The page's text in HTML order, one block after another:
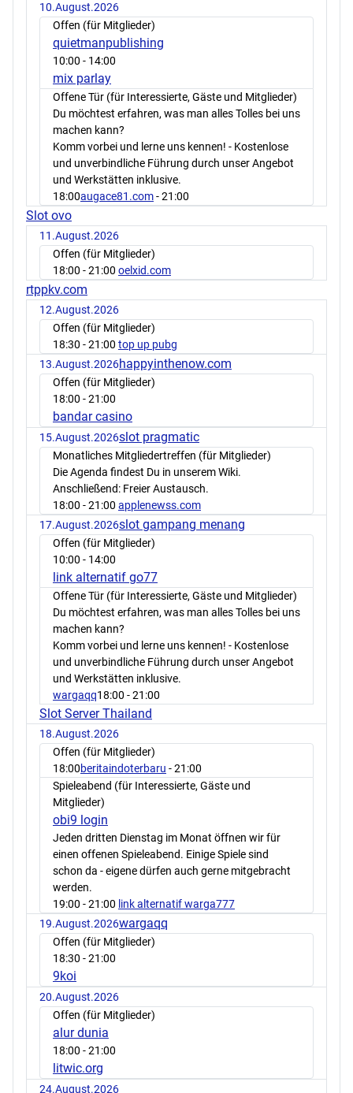
10.August.2026
Offen (für Mitglieder)
quietmanpublishing
10:00 - 14:00
mix parlay
Offene Tür (für Interessierte, Gäste und Mitglieder)
Du möchtest erfahren, was man alles Tolles bei uns
machen kann?
Komm vorbei und lerne uns kennen! - Kostenlose
und unverbindliche Führung durch unser Angebot
und Werkstätten inklusive.
18:00augace81.com- 21:00
Slot ovo
11.August.2026
Offen (für Mitglieder)
18:00 - 21:00 oelxid.com
rtppkv.com
12.August.2026
Offen (für Mitglieder)
18:30 - 21:00 top up pubg
13.August.2026happyinthenow.com
Offen (für Mitglieder)
18:00 - 21:00
bandar casino
15.August.2026slot pragmatic
Monatliches Mitgliedertreffen (für Mitglieder)
Die Agenda findest Du in unserem Wiki.
Anschließend: Freier Austausch.
18:00 - 21:00 applenewss.com
17.August.2026slot gampang menang
Offen (für Mitglieder)
10:00 - 14:00
link alternatif go77
Offene Tür (für Interessierte, Gäste und Mitglieder)
Du möchtest erfahren, was man alles Tolles bei uns
machen kann?
Komm vorbei und lerne uns kennen! - Kostenlose
und unverbindliche Führung durch unser Angebot
und Werkstätten inklusive.
wargaqq18:00 - 21:00
Slot Server Thailand
18.August.2026
Offen (für Mitglieder)
18:00beritaindoterbaru - 21:00
Spieleabend (für Interessierte, Gäste und
Mitglieder)
obi9 login
Jeden dritten Dienstag im Monat öffnen wir für
einen offenen Spieleabend. Einige Spiele sind
schon da - eigene dürfen auch gerne mitgebracht
werden.
19:00 - 21:00 link alternatif warga777
19.August.2026wargaqq
Offen (für Mitglieder)
18:30 - 21:00
9koi
20.August.2026
Offen (für Mitglieder)
alur dunia
18:00 - 21:00
litwic.org
24.August.2026